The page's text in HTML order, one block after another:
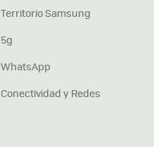
Territorio Samsung
5g
WhatsApp
Conectividad y Redes